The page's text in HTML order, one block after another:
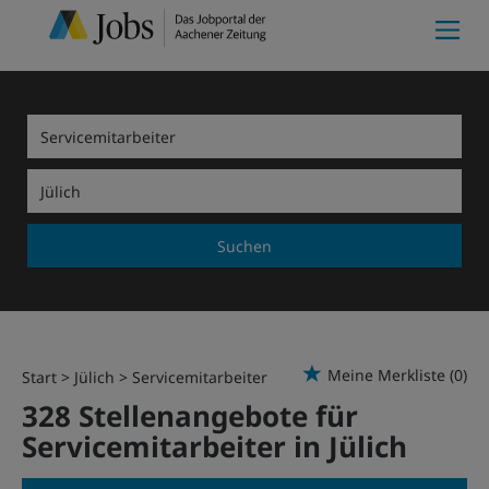
Suchen
Start Jülich Servicemitarbeiter Meine Merkliste (0)
328 Stellenangebote für
Servicemitarbeiter in Jülich